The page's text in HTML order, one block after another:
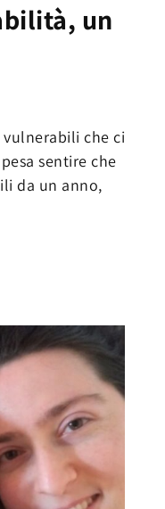
un
che ci
sentire che
da un anno,